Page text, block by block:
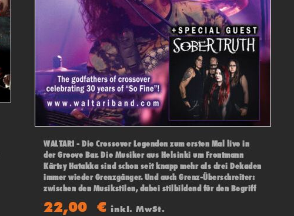
WALTARI - Die Crossover Legenden zum ersten Mal live in
der Groove Bar. Die Musiker aus Helsinki um Frontmann
Kärtsy Hatakka sind schon seit knapp mehr als drei Dekaden
immer wieder Grenzgänger. Und auch Grenz-Überschreiter:
zwischen den Musikstilen, dabei stilbildend für den Begriff
Tellerrand-Hörenden“-Musikliebhaber.
22,00€ inkl. MwSt.